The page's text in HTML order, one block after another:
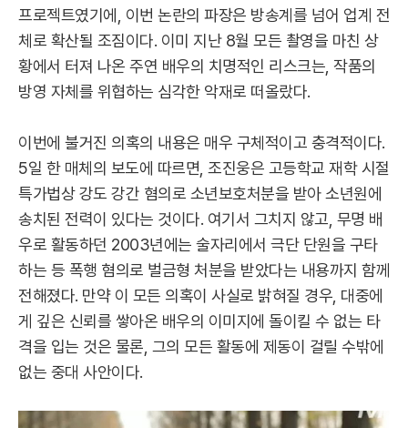
프로젝트였기에, 이번 논란의 파장은 방송계를 넘어 업계 전
체로 확산될 조짐이다. 이미 지난 8월 모든 촬영을 마친 상
황에서 터져 나온 주연 배우의 치명적인 리스크는, 작품의
방영 자체를 위협하는 심각한 악재로 떠올랐다.
이번에 불거진 의혹의 내용은 매우 구체적이고 충격적이다.
5일 한 매체의 보도에 따르면, 조진웅은 고등학교 재학 시절
특가법상 강도 강간 혐의로 소년보호처분을 받아 소년원에
송치된 전력이 있다는 것이다. 여기서 그치지 않고, 무명 배
우로 활동하던 2003년에는 술자리에서 극단 단원을 구타
하는 등 폭행 혐의로 벌금형 처분을 받았다는 내용까지 함께
전해졌다. 만약 이 모든 의혹이 사실로 밝혀질 경우, 대중에
게 깊은 신뢰를 쌓아온 배우의 이미지에 돌이킬 수 없는 타
격을 입는 것은 물론, 그의 모든 활동에 제동이 걸릴 수밖에
없는 중대 사안이다.